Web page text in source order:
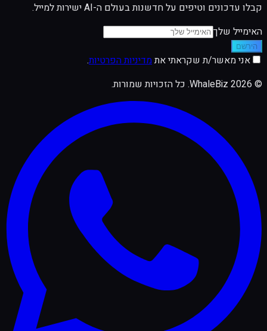
קבלו עדכונים וטיפים על חדשנות בעולם ה-AI ישירות למייל.
האימייל שלך
הירשם
אני מאשר/ת שקראתי אתמדיניות הפרטיות.
©
2026 כל הזכויות שמורות.